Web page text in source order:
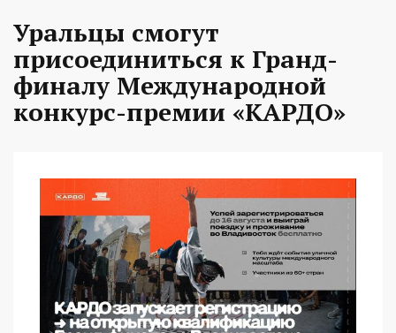
Уральцы смогут
присоединиться к Гранд-
финалу Международной
конкурс-премии «КАРДО»